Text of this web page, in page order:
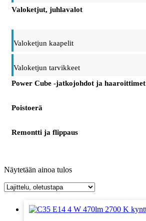
Valoketjut, juhlavalot
Valoketjun kaapelit
Valoketjun tarvikkeet
Power Cube -jatkojohdot ja haaroittimet
Poistoerä
Remontti ja flippaus
Näytetään ainoa tulos